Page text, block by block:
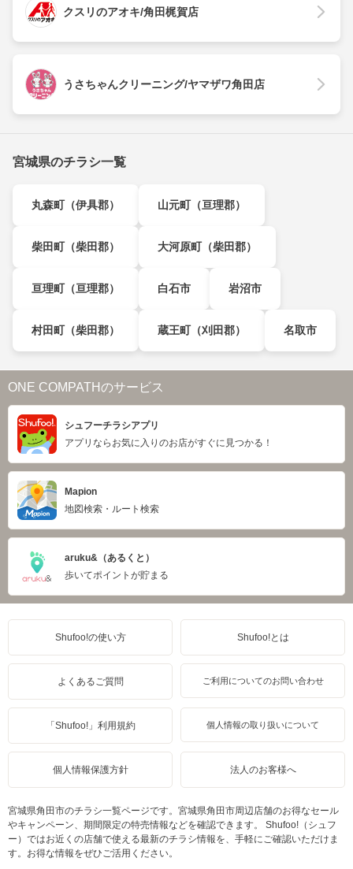
クスリのアオキ/角田梶賀店
うさちゃんクリーニング/ヤマザワ角田店
宮城県のチラシ一覧
丸森町（伊具郡） 山元町（亘理郡）
柴田町（柴田郡） 大河原町（柴田郡）
亘理町（亘理郡） 白石市 岩沼市
村田町（柴田郡） 蔵王町（刈田郡） 名取市
ONE COMPATHのサービス
シュフーチラシアプリ
アプリならお気に入りのお店がすぐに見つかる！
Mapion
地図検索・ルート検索
aruku&（あるくと）
歩いてポイントが貯まる
Shufoo!の使い方 Shufoo!とは
よくあるご質問 ご利用についてのお問い合わせ
「Shufoo!」利用規約 個人情報の取り扱いについて
個人情報保護方針 法人のお客様へ
宮城県角田市のチラシ一覧ページです。宮城県角田市周辺店舗のお得なセール
やキャンペーン、期間限定の特売情報などを確認できます。 Shufoo!（シュフ
ー）ではお近くの店舗で使える最新のチラシ情報を、手軽にご確認いただけま
す。お得な情報をぜひご活用ください。